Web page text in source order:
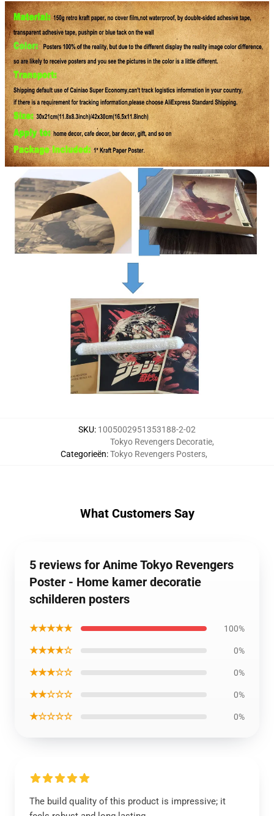
SKU: 1005002951353188-2-02
Categorieën:
Tokyo Revengers Decoratie,
Tokyo Revengers Posters,
What Customers Say
5 reviews for Anime Tokyo Revengers
Poster - Home kamer decoratie
schilderen posters
★★★★★ 100%
★★★★☆ 0%
★★★☆☆ 0%
★★☆☆☆ 0%
★☆☆☆☆ 0%
The build quality of this product is impressive; it